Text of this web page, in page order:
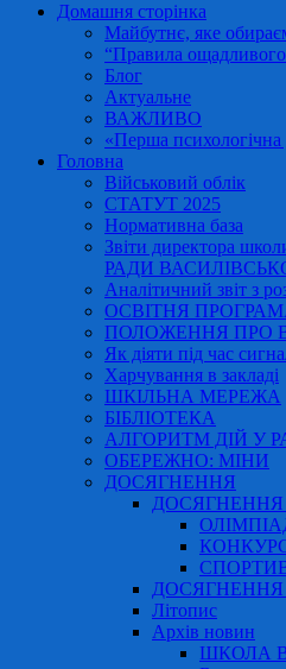
Домашня сторінка
Майбутнє, яке
“Правила ощадливого
Блог
Актуальне
ВАЖЛИВО
«Перша
Головна
Військовий облік
СТАТУТ 2025
Нормативна база
Звіти директора
РАДИ
Аналітичний звіт з
ОСВІТНЯ ПРОГРАМА
ПОЛОЖЕННЯ ПРО
Як діяти під час
Харчування в закладі
ШКІЛЬНА МЕРЕЖА
БІБЛІОТЕКА
АЛГОРИТМ ДІЙ У
ОБЕРЕЖНО: МІНИ
ДОСЯГНЕННЯ
ДОСЯГНЕННЯ
ДОСЯГНЕННЯ
Літопис
Архів новин
ШКОЛА В